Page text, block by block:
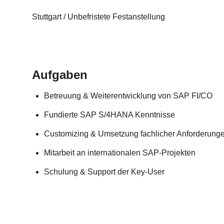
Stuttgart / Unbefristete Festanstellung
Aufgaben
Betreuung & Weiterentwicklung von SAP FI/CO
Fundierte SAP S/4HANA Kenntnisse
Customizing & Umsetzung fachlicher
Mitarbeit an internationalen SAP-Projekten
Schulung & Support der Key-User